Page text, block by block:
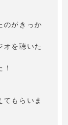
のがきっか
オを聴いた
てもらいま